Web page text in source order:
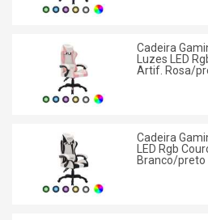
Cadeira
Luzes LED
Artif. Rosa/
Cadeira
LED Rgb
Branco/preto